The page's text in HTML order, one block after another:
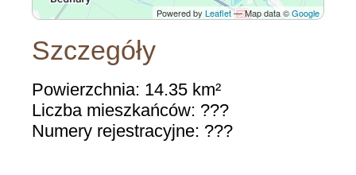
Powered by Leaflet— Map data ©Google
Szczegóły
Powierzchnia: 14.35 km²
Liczba mieszkańców: ???
Numery rejestracyjne: ???